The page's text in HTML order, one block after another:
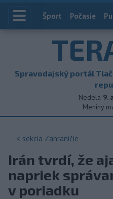
Index
Šport Počasie
Spravodajský portál
Nedela 9.
Meniny
< sekcia Zahraničie
Irán tvrdí, že
napriek
v poriadku